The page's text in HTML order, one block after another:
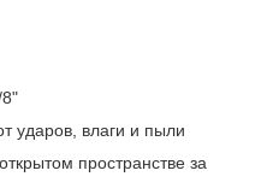
ударов, влаги и пыли
пространстве за